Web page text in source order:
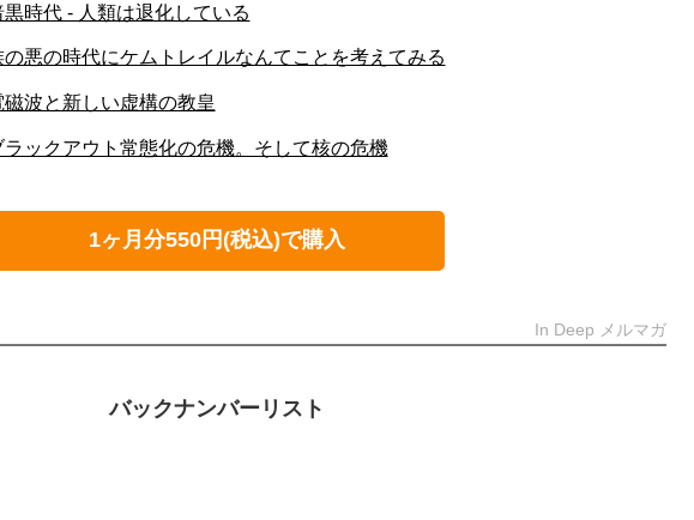
黒時代 - 人類は退化している
悪の時代にケムトレイルなんてことを考えてみる
磁波と新しい虚構の教皇
ラックアウト常態化の危機。そして核の危機
1ヶ月分550円(税込)で購入
In Deep メルマガ
バックナンバーリスト